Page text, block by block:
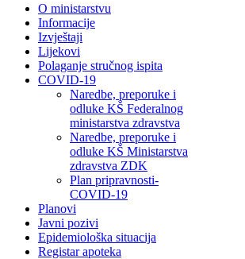
O ministarstvu
Informacije
Izvještaji
Lijekovi
Polaganje stručnog ispita
COVID-19
Naredbe, preporuke i
odluke KŠ Federalnog
ministarstva zdravstva
Naredbe, preporuke i
odluke KŠ Ministarstva
zdravstva ZDK
Plan pripravnosti-
COVID-19
Planovi
Javni pozivi
Epidemiološka situacija
Registar apoteka